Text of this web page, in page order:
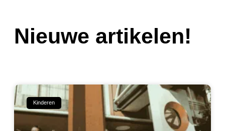
Nieuwe artikelen!
Kinderen